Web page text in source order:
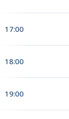
17:00
18:00
19:00